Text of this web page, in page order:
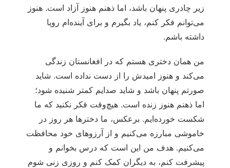
زیر چادری پنهان باشد، اما ذهنم هنوز آزاد است. هنوز
می‌توانم فکر کنم، یاد بگیرم و برای آینده‌ام رویا
داشته باشم.
من همان دختری هستم که در افغانستان زندگی
می‌کند و هنوز امیدش را از دست نداده است. شاید
صورتم پنهان باشد و شاید صدایم کمتر شنیده شود؛
اما ذهنم هنوز زنده است. هیچ‌وقت فکر نکنید که ما
شکست خورده‌ایم. برعکس، ما دخترها هر روز در
خاموشی مبارزه می‌کنیم و از آرزوهای خود محافظت
می‌کنیم. هدف من این است که درس بخوانم و
پیشرفت کنم، به دیگران کمک کنم و روزی زنی شوم